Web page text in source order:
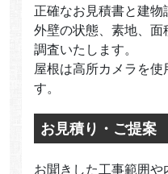
正確なお見積書と建物
外壁の状態、素地、
調査いたします。
屋根は高所カメラを
す。
お見積り・ご提案
お聞きした工事範囲